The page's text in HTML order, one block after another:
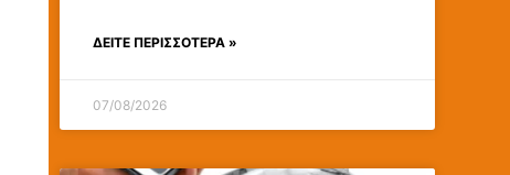
ΔΕΊΤΕ ΠΕΡΙΣΣΟΤΕΡΑ »
07/08/2026